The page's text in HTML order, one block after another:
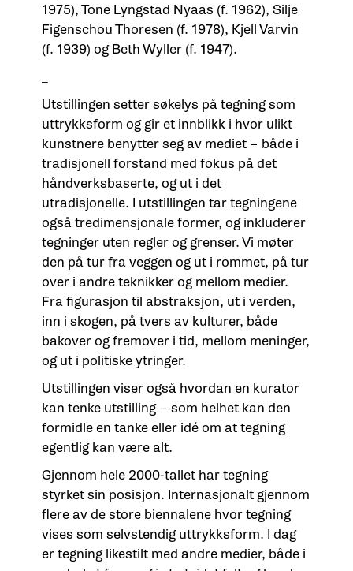
1975), Tone Lyngstad Nyaas (f. 1962), Silje
Figenschou Thoresen (f. 1978), Kjell Varvin
(f. 1939) og Beth Wyller (f. 1947).
Utstillingen setter søkelys på tegning som
uttrykksform og gir et innblikk i hvor ulikt
kunstnere benytter seg av mediet – både i
tradisjonell forstand med fokus på det
håndverksbaserte, og ut i det
utradisjonelle. I utstillingen tar tegningene
også tredimensjonale former, og inkluderer
tegninger uten regler og grenser. Vi møter
den på tur fra veggen og ut i rommet, på tur
over i andre teknikker og mellom medier.
Fra figurasjon til abstraksjon, ut i verden,
inn i skogen, på tvers av kulturer, både
bakover og fremover i tid, mellom meninger,
og ut i politiske ytringer.
Utstillingen viser også hvordan en kurator
kan tenke utstilling – som helhet kan den
formidle en tanke eller idé om at tegning
egentlig kan være alt.
Gjennom hele 2000-tallet har tegning
styrket sin posisjon. Internasjonalt gjennom
flere av de store biennalene hvor tegning
vises som selvstendig uttrykksform. I dag
er tegning likestilt med andre medier, både i